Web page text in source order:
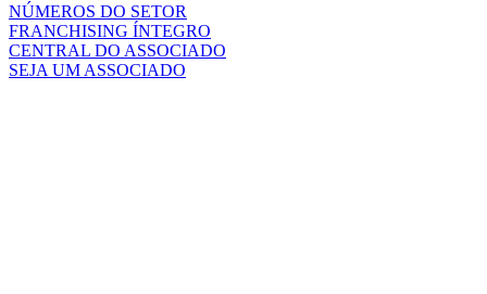
NÚMEROS DO SETOR
FRANCHISING ÍNTEGRO
CENTRAL DO ASSOCIADO
SEJA UM ASSOCIADO